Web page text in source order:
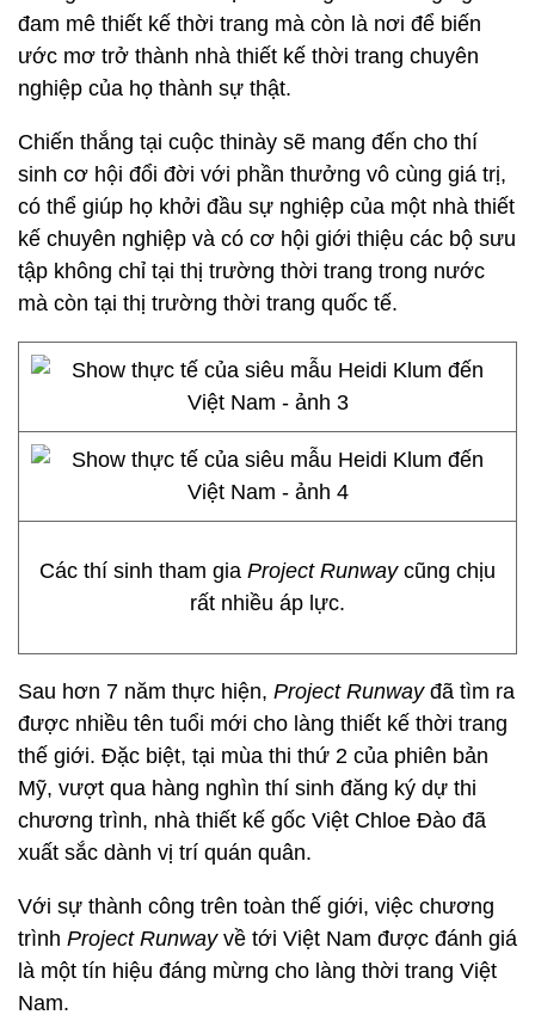
đam mê thiết kế thời trang mà còn là nơi để biến
ước mơ trở thành nhà thiết kế thời trang chuyên
nghiệp của họ thành sự thật.
Chiến thắng tại cuộc thinày sẽ mang đến cho thí
sinh cơ hội đổi đời với phần thưởng vô cùng giá trị,
có thể giúp họ khởi đầu sự nghiệp của một nhà thiết
kế chuyên nghiệp và có cơ hội giới thiệu các bộ sưu
tập không chỉ tại thị trường thời trang trong nước
mà còn tại thị trường thời trang quốc tế.
Các thí sinh tham gia Project Runwaycũng chịu
rất nhiều áp lực.
Sau hơn 7 năm thực hiện, Project Runwayđã tìm ra
được nhiều tên tuổi mới cho làng thiết kế thời trang
thế giới. Đặc biệt, tại mùa thi thứ 2 của phiên bản
Mỹ, vượt qua hàng nghìn thí sinh đăng ký dự thi
chương trình, nhà thiết kế gốc Việt Chloe Đào đã
xuất sắc dành vị trí quán quân.
Với sự thành công trên toàn thế giới, việc chương
trình Project Runway về tới Việt Nam được đánh giá
là một tín hiệu đáng mừng cho làng thời trang Việt
Nam.